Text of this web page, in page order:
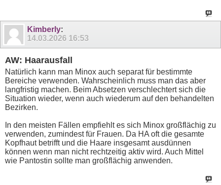
Kimberly:
14.03.2026 16:53
AW: Haarausfall
Natürlich kann man Minox auch separat für bestimmte
Bereiche verwenden. Wahrscheinlich muss man das aber
langfristig machen. Beim Absetzen verschlechtert sich die
Situation wieder, wenn auch wiederum auf den behandelten
Bezirken.
In den meisten Fällen empfiehlt es sich Minox großflächig zu
verwenden, zumindest für Frauen. Da HA oft die gesamte
Kopfhaut betrifft und die Haare insgesamt ausdünnen
können wenn man nicht rechtzeitig aktiv wird. Auch Mittel
wie Pantostin sollte man großflächig anwenden.